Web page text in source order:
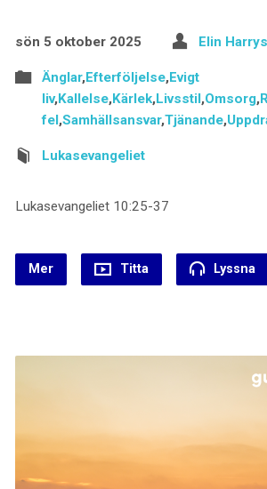
sön 5 oktober 2025 Elin
Änglar,Efterföljelse,Evigt
liv,Kallelse,Kärlek,Livsstil,Omsorg,
fel,Samhällsansvar,Tjänande,
Lukasevangeliet
Lukasevangeliet 10:25-37
Mer Titta Lyssna